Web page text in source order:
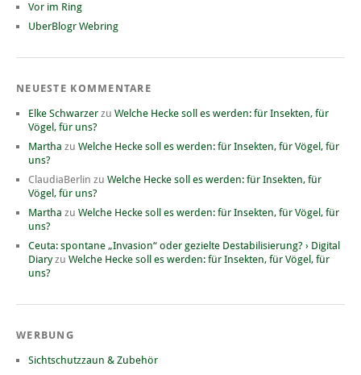
Vor im Ring
UberBlogr Webring
NEUESTE KOMMENTARE
Elke Schwarzer zu Welche Hecke soll es werden: für Insekten, für
Vögel, für uns?
Martha zu Welche Hecke soll es werden: für Insekten, für Vögel, für
uns?
ClaudiaBerlin zu Welche Hecke soll es werden: für Insekten, für
Vögel, für uns?
Martha zu Welche Hecke soll es werden: für Insekten, für Vögel, für
uns?
Ceuta: spontane „Invasion“ oder gezielte Destabilisierung? › Digital
Diaryzu Welche Hecke soll es werden: für Insekten, für Vögel, für
uns?
WERBUNG
Sichtschutzzaun & Zubehör